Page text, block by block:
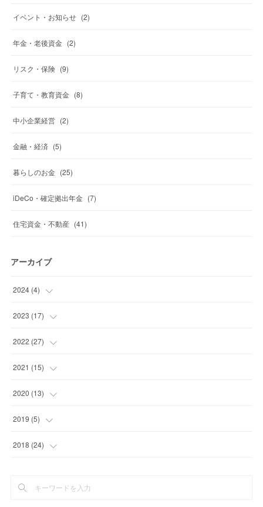
イベント・お知らせ (2)
年金・老後資金 (2)
リスク・保険 (9)
子育て・教育資金 (8)
中小企業経営 (2)
金融・経済 (5)
暮らしのお金 (25)
iDeCo・確定拠出年金 (7)
住宅資金・不動産 (41)
アーカイブ
2024 (4)
(1
(1
(2
2023 (17)
(1
(2
(1
(
(4)
2022 (27)
(4
(2
(
(1
(7)
2021 (15)
(1
( )
(2
(1)
2020 (13)
( )
(1
(1
2019 (5)
(2
(
2018 (24)
(